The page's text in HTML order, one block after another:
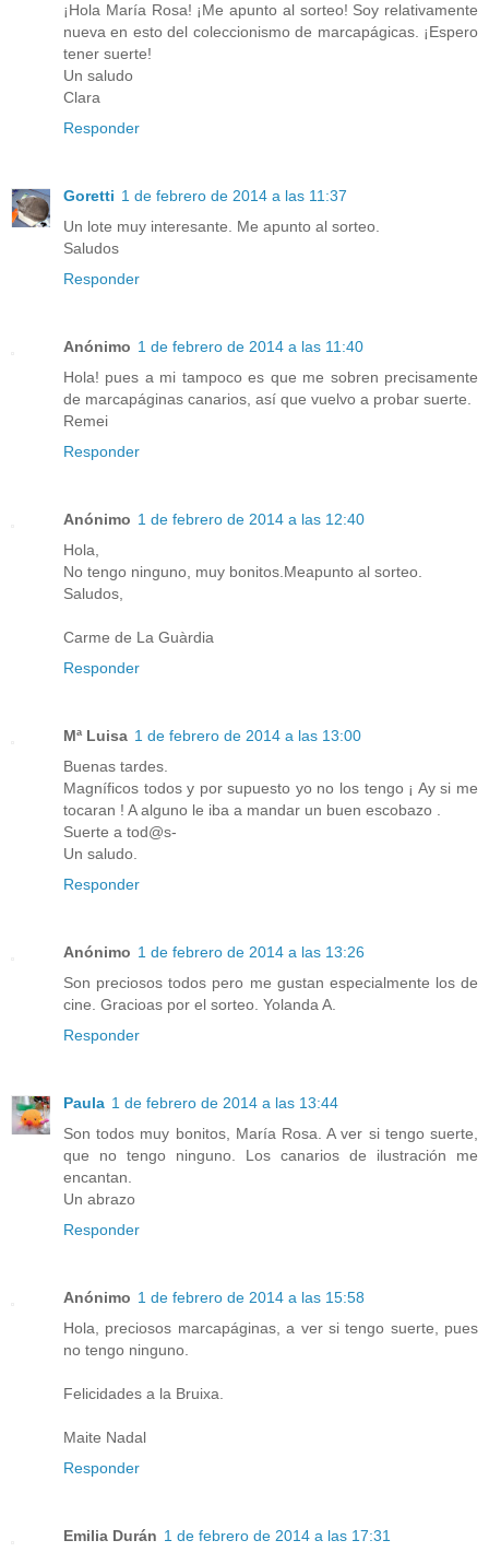
¡Hola María Rosa! ¡Me apunto al sorteo! Soy relativamente
nueva en esto del coleccionismo de marcapágicas. ¡Espero
tener suerte!
Un saludo
Clara
Responder
Goretti 1 de febrero de 2014 a las 11:37
Un lote muy interesante. Me apunto al sorteo.
Saludos
Responder
Anónimo 1 de febrero de 2014 a las 11:40
Hola! pues a mi tampoco es que me sobren precisamente
de marcapáginas canarios, así que vuelvo a probar suerte.
Remei
Responder
Anónimo 1 de febrero de 2014 a las 12:40
Hola,
No tengo ninguno, muy bonitos.Meapunto al sorteo.
Saludos,
Carme de La Guàrdia
Responder
Mª Luisa 1 de febrero de 2014 a las 13:00
Buenas tardes.
Magníficos todos y por supuesto yo no los tengo ¡ Ay si me
tocaran ! A alguno le iba a mandar un buen escobazo .
Suerte a tod@s-
Un saludo.
Responder
Anónimo 1 de febrero de 2014 a las 13:26
Son preciosos todos pero me gustan especialmente los de
cine. Gracioas por el sorteo. Yolanda A.
Responder
Paula 1 de febrero de 2014 a las 13:44
Son todos muy bonitos, María Rosa. A ver si tengo suerte,
que no tengo ninguno. Los canarios de ilustración me
encantan.
Un abrazo
Responder
Anónimo 1 de febrero de 2014 a las 15:58
Hola, preciosos marcapáginas, a ver si tengo suerte, pues
no tengo ninguno.
Felicidades a la Bruixa.
Maite Nadal
Responder
Emilia Durán 1 de febrero de 2014 a las 17:31